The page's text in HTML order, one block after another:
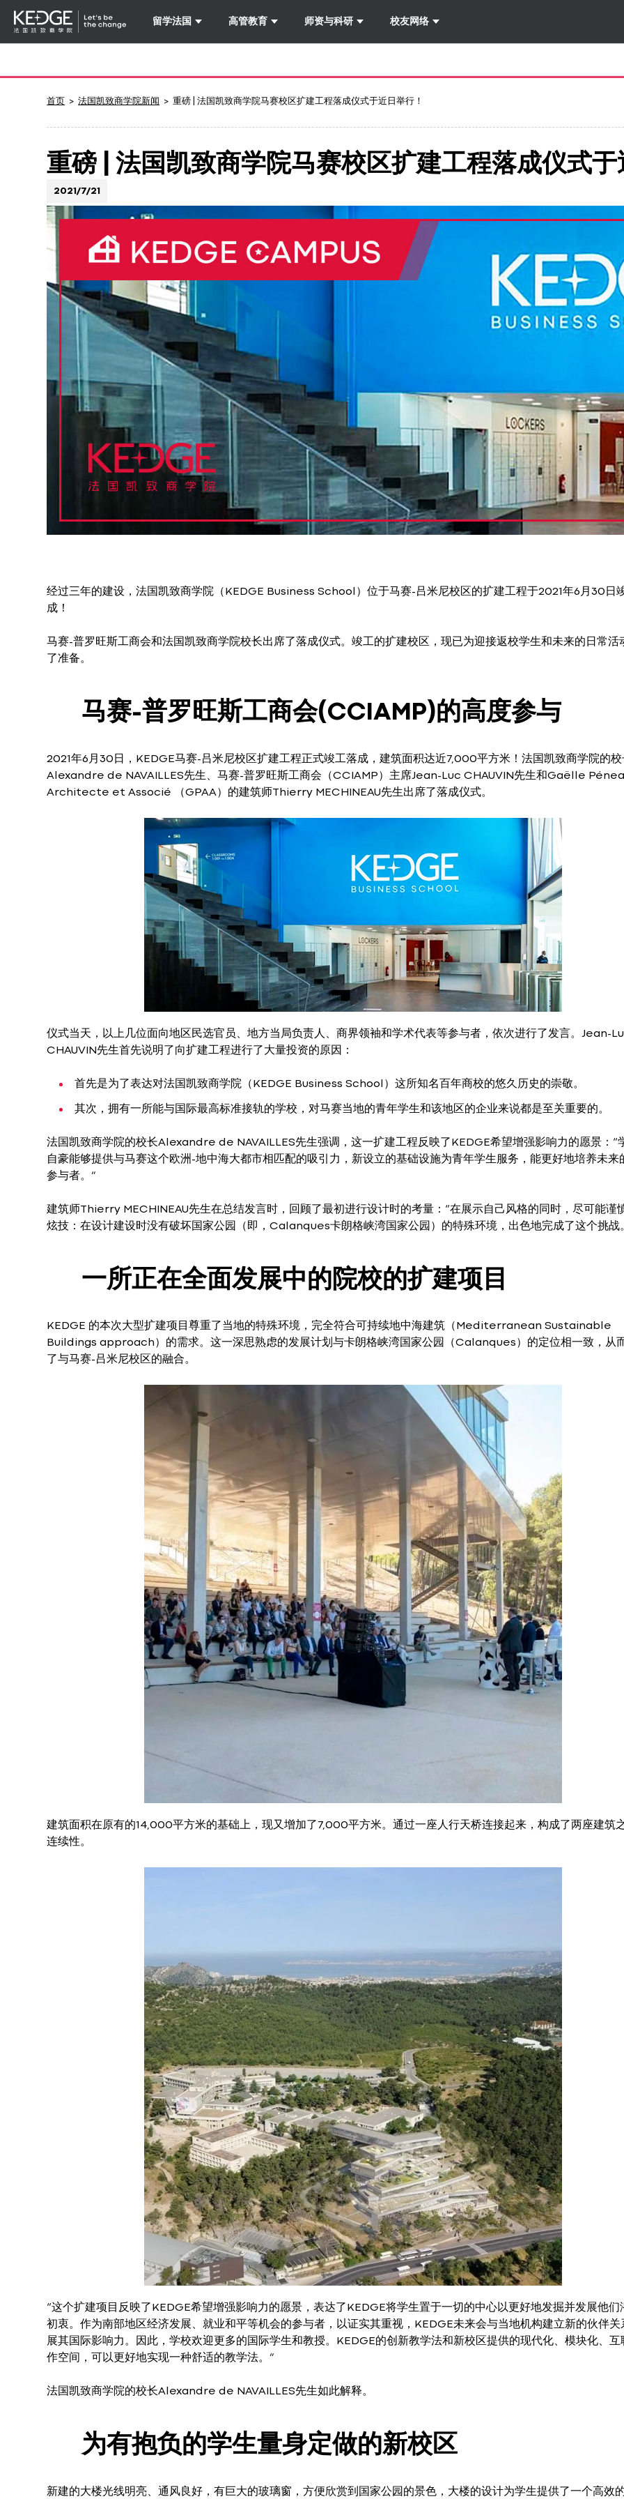
留学法国 高管教育 师资与科研 校友网络
首页 法国凯致商学院新闻 重磅 | 法国凯致商学院马赛校区扩建工程落成仪式于近日举行！
重磅 | 法国凯致商学院马赛校区扩建工程落成仪式
2021/7/21
经过三年的建设，法国凯致商学院（KEDGE Business School）位于马赛-吕米尼校区的扩建工程于2021年6月30日
成！
马赛-普罗旺斯工商会和法国凯致商学院校长出席了落成仪式。竣工的扩建校区，现已为迎接返校学生和未来的日常活
了准备。
马赛-普罗旺斯工商会(CCIAMP)的高度参与
2021年6月30日，KEDGE马赛-吕米尼校区扩建工程正式竣工落成，建筑面积达近7,000平方米！法国凯致商学院的校
Alexandre de NAVAILLES先生、马赛-普罗旺斯工商会（CCIAMP）主席Jean-Luc CHAUVIN先生和Gaëlle
Architecte et Associé （GPAA）的建筑师Thierry MECHINEAU先生出席了落成仪式。
仪式当天，以上几位面向地区民选官员、地方当局负责人、商界领袖和学术代表等参与者，依次进行了发言。Jean-
CHAUVIN先生首先说明了向扩建工程进行了大量投资的原因：
首先是为了表达对法国凯致商学院（KEDGE Business School）这所知名百年商校的悠久历史的崇敬。
其次，拥有一所能与国际最高标准接轨的学校，对马赛当地的青年学生和该地区的企业来说都是至关重要的。
法国凯致商学院的校长Alexandre de NAVAILLES先生强调，这一扩建工程反映了KEDGE希望增强影响力的愿景：“
自豪能够提供与马赛这个欧洲-地中海大都市相匹配的吸引力，新设立的基础设施为青年学生服务，能更好地培养未来
参与者。”
建筑师Thierry MECHINEAU先生在总结发言时，回顾了最初进行设计时的考量：“在展示自己风格的同时，尽可能谨
炫技：在设计建设时没有破坏国家公园（即，Calanques卡朗格峡湾国家公园）的特殊环境，出色地完成了这个挑战
一所正在全面发展中的院校的扩建项目
KEDGE 的本次大型扩建项目尊重了当地的特殊环境，完全符合可持续地中海建筑（Mediterranean Sustainable
Buildings approach）的需求。这一深思熟虑的发展计划与卡朗格峡湾国家公园（Calanques）的定位相一致，从
了与马赛-吕米尼校区的融合。
建筑面积在原有的14,000平方米的基础上，现又增加了7,000平方米。通过一座人行天桥连接起来，构成了两座建筑
连续性。
“这个扩建项目反映了KEDGE希望增强影响力的愿景，表达了KEDGE将学生置于一切的中心以更好地发掘并发展他们
初衷。作为南部地区经济发展、就业和平等机会的参与者，以证实其重视，KEDGE未来会与当地机构建立新的伙伴关
展其国际影响力。因此，学校欢迎更多的国际学生和教授。KEDGE的创新教学法和新校区提供的现代化、模块化、互
作空间，可以更好地实现一种舒适的教学法。”
法国凯致商学院的校长Alexandre de NAVAILLES先生如此解释。
为有抱负的学生量身定做的新校区
新建的大楼光线明亮、通风良好，有巨大的玻璃窗，方便欣赏到国家公园的景色，大楼的设计为学生提供了一个高效